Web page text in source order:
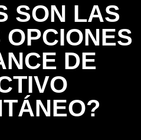
SON LAS
DE